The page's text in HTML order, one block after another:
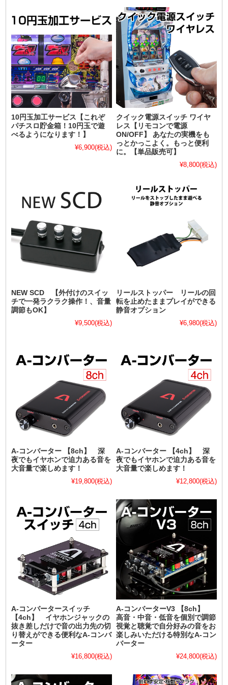
10円玉加工サービス【これぞ
パチスロ貯金箱！10円玉で遊
べるようになります！】
¥6,900(税込)
クイック電源スイッチ ワイヤ
レス【リモコンで電源
ON/OFF】 あなたの実機をも
っとかっこよく。もっと便利
に。【単品販売可】
¥8,800(税込)
NEW SCD 【外付けのスイッ
チで一発ラクラク操作！、音量
調節もOK】
¥9,500(税込)
リールストッパー リールの回
転を止めたままプレイができる
静音オプション
¥6,980(税込)
A-コンバーター 【8ch】 深
夜でもイヤホンで迫力ある音を
大音量で楽しめます！
¥19,800(税込)
A-コンバーター 【4ch】 深
夜でもイヤホンで迫力ある音を
大音量で楽しめます！
¥12,800(税込)
A-コンバータースイッチ
【4ch】 イヤホンジャックの
抜き差しだけで音の出力先の切
り替えができる便利なA-コンバ
ーター
¥16,800(税込)
A-コンバーターV3 【8ch】
高音・中音・低音を個別で調節
視覚と聴覚で自分好みの音をお
楽しみいただける特別なA-コン
バーター
¥24,800(税込)